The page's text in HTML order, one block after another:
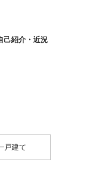
己紹介・近況
戸建て